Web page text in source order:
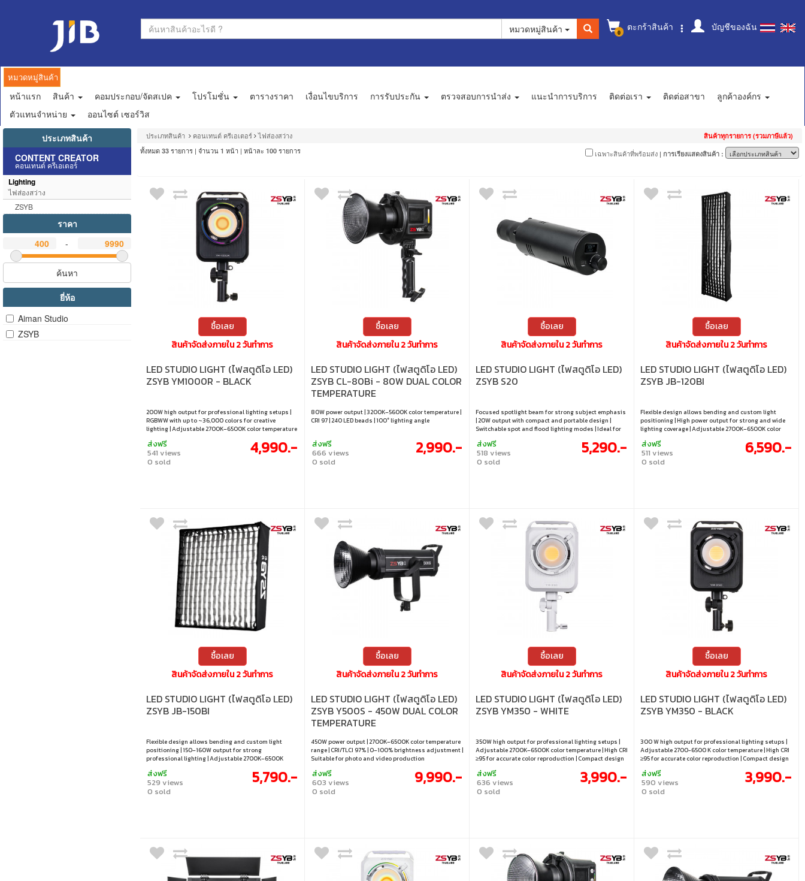
0 ตะกร้าสินค้า บัญชีของฉัน
หมวดหมู่สินค้า
หมวดหมู่สินค้า
หน้าแรก สินค้า คอมประกอบ/จัดสเปค โปรโมชั่น ตารางราคา เงื่อนไขบริการ การรับประกัน ตรวจสอบการนำส่ง แนะนำการบริการ ติดต่อเรา ติดต่อสาขา
ลูกค้าองค์กร
ตัวแทนจำหน่าย
ออนไซต์ เซอร์วิส
ประเภทสินค้า
CONTENT CREATOR
คอนเทนต์ ครีเอเตอร์
Lighting
ไฟส่องสว่าง
ZSYB
ราคา
-
ค้นหา
ยี่ห้อ
Aiman Studio
ZSYB
ประเภทสินค้า คอนเทนต์ ครีเอเตอร์ ไฟส่องสว่าง สินค้าทุกรายการ (รวมภาษีแล้ว)
ทั้งหมด 33 รายการ | จำนวน 1 หน้า | หน้าละ 100 รายการ เฉพาะสินค้าที่พร้อมส่ง | การเรียงแสดงสินค้า :
ซื้อเลย
สินค้าจัดส่งภายใน 2 วันทำการ
LED STUDIO LIGHT (ไฟสตูดิโอ LED)
ZSYB YM1000R - BLACK
200W high output for professional lighting setups |
RGBWW with up to ~36,000 colors for creative
lighting | Adjustable 2700K–6500K color temperature
Supports Bowen mount for professional accessories
ส่งฟรี
541 views
0 sold
4,990.-
ซื้อเลย
สินค้าจัดส่งภายใน 2 วันทำการ
LED STUDIO LIGHT (ไฟสตูดิโอ LED)
ZSYB CL-80Bi - 80W DUAL COLOR
TEMPERATURE
80W power output | 3200K–5600K color temperature |
CRI 97 | 240 LED beads | 100° lighting angle
ส่งฟรี
666 views
0 sold
2,990.-
ซื้อเลย
สินค้าจัดส่งภายใน 2 วันทำการ
LED STUDIO LIGHT (ไฟสตูดิโอ LED)
ZSYB S20
Focused spotlight beam for strong subject emphasis
| 20W output with compact and portable design |
Switchable spot and flood lighting modes | Ideal for
depth and visual impact for professional results
ส่งฟรี
518 views
0 sold
5,290.-
ซื้อเลย
สินค้าจัดส่งภายใน 2 วันทำการ
LED STUDIO LIGHT (ไฟสตูดิโอ LED)
ZSYB JB-120BI
Flexible design allows bending and custom light
positioning | High power output for strong and wide
lighting coverage | Adjustable 2700K–6500K color
reproduction | 0–100% brightness control for precise
lighting
ส่งฟรี
511 views
0 sold
6,590.-
ซื้อเลย
สินค้าจัดส่งภายใน 2 วันทำการ
LED STUDIO LIGHT (ไฟสตูดิโอ LED)
ZSYB JB-150BI
Flexible design allows bending and custom light
positioning | 150–160W output for strong
professional lighting | Adjustable 2700K–6500K
reproduction | 0–100% brightness control for precise
lighting
ส่งฟรี
529 views
0 sold
5,790.-
ซื้อเลย
สินค้าจัดส่งภายใน 2 วันทำการ
LED STUDIO LIGHT (ไฟสตูดิโอ LED)
ZSYB Y500S - 450W DUAL COLOR
TEMPERATURE
450W power output | 2700K–6500K color temperature
range | CRI/TLCI 97% | 0–100% brightness adjustment |
Suitable for photo and video production
ส่งฟรี
603 views
0 sold
9,990.-
ซื้อเลย
สินค้าจัดส่งภายใน 2 วันทำการ
LED STUDIO LIGHT (ไฟสตูดิโอ LED)
ZSYB YM350 - WHITE
350W high output for professional lighting setups |
Adjustable 2700K–6500K color temperature | High CRI
≥95 for accurate color reproduction | Compact design
creators, filmmakers, and live production
ส่งฟรี
636 views
0 sold
3,990.-
ซื้อเลย
สินค้าจัดส่งภายใน 2 วันทำการ
LED STUDIO LIGHT (ไฟสตูดิโอ LED)
ZSYB YM350 - BLACK
300 W high output for professional lighting setups |
Adjustable 2700-6500 K color temperature | High CRI
≥95 for accurate color reproduction | Compact design
creators, filmmakers, and live production
ส่งฟรี
590 views
0 sold
3,990.-